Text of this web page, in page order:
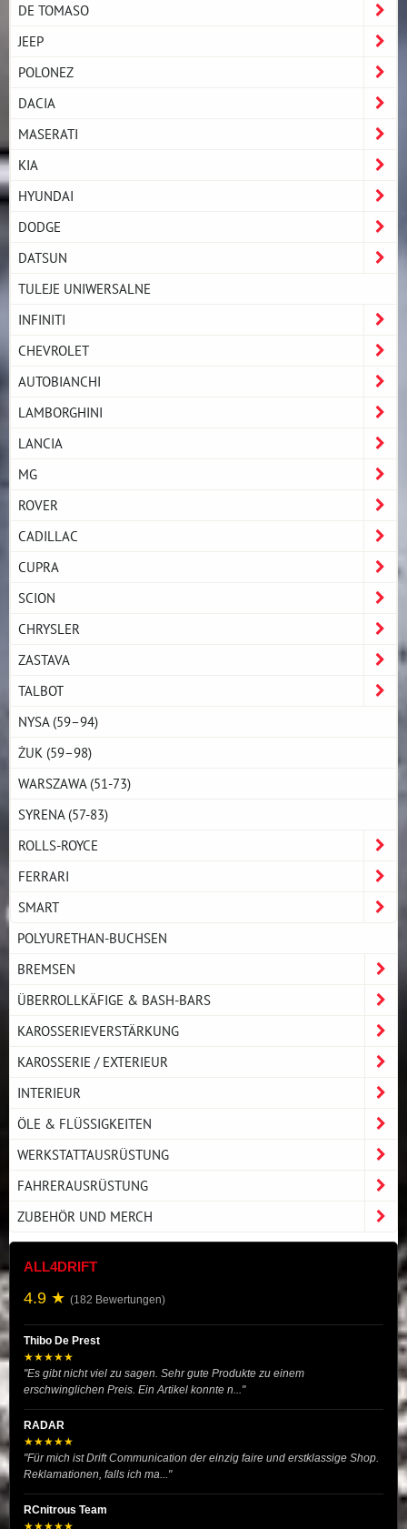
DE TOMASO
JEEP
POLONEZ
DACIA
MASERATI
KIA
HYUNDAI
DODGE
DATSUN
TULEJE UNIWERSALNE
INFINITI
CHEVROLET
AUTOBIANCHI
LAMBORGHINI
LANCIA
MG
ROVER
CADILLAC
CUPRA
SCION
CHRYSLER
ZASTAVA
TALBOT
NYSA (59–94)
ŻUK (59–98)
WARSZAWA (51-73)
SYRENA (57-83)
ROLLS-ROYCE
FERRARI
SMART
POLYURETHAN-BUCHSEN
BREMSEN
ÜBERROLLKÄFIGE & BASH-BARS
KAROSSERIEVERSTÄRKUNG
KAROSSERIE / EXTERIEUR
INTERIEUR
ÖLE & FLÜSSIGKEITEN
WERKSTATTAUSRÜSTUNG
FAHRERAUSRÜSTUNG
ZUBEHÖR UND MERCH
ALL4DRIFT
4.9 ★ (182 Bewertungen)
Thibo De Prest
★★★★★
"Es gibt nicht viel zu sagen. Sehr gute Produkte zu einem
erschwinglichen Preis. Ein Artikel konnte n..."
RADAR
★★★★★
"Für mich ist Drift Communication der einzig faire und erstklassige Shop.
Reklamationen, falls ich ma..."
RCnitrous Team
★★★★★